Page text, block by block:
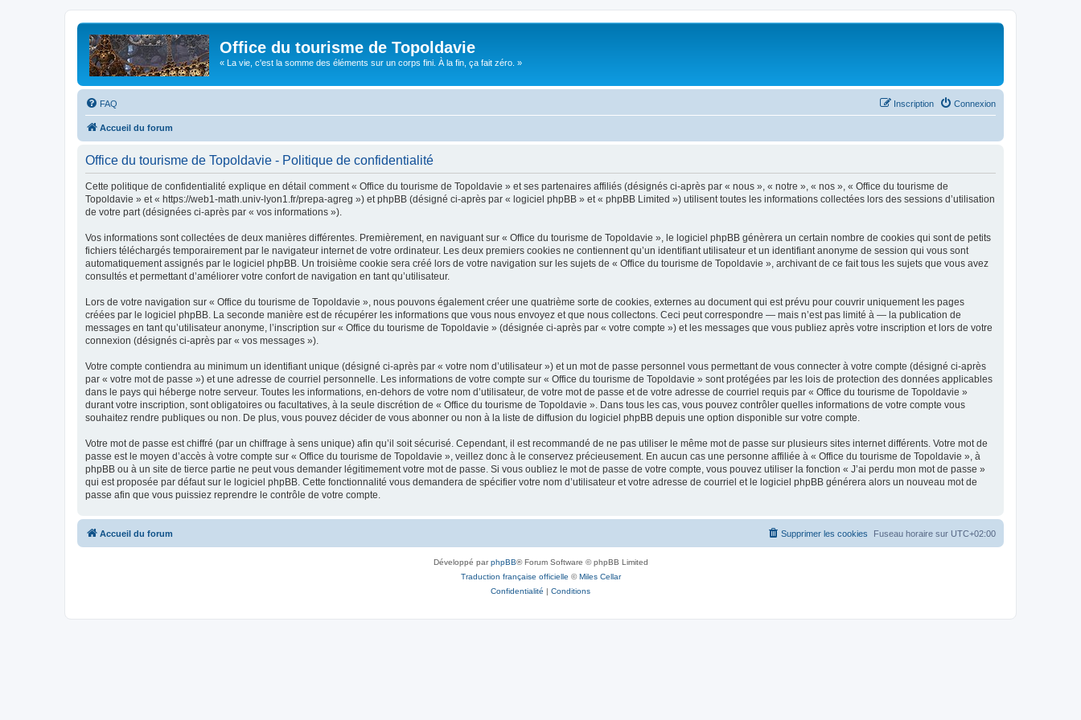
Office du tourisme de Topoldavie
« La vie, c'est la somme des éléments sur un corps fini. À la fin, ça fait zéro. »
FAQ Connexion
Inscription
Accueil du forum
Office du tourisme de Topoldavie - Politique de confidentialité
Cette politique de confidentialité explique en détail comment « Office du tourisme de Topoldavie » et ses partenaires affiliés (désignés ci-après par « nous », « notre », « nos », « Office du tourisme de
Topoldavie » et « https://web1-math.univ-lyon1.fr/prepa-agreg ») et phpBB (désigné ci-après par « logiciel phpBB » et « phpBB Limited ») utilisent toutes les informations collectées lors des sessions d’utilisation
de votre part (désignées ci-après par « vos informations »).
Vos informations sont collectées de deux manières différentes. Premièrement, en naviguant sur « Office du tourisme de Topoldavie », le logiciel phpBB génèrera un certain nombre de cookies qui sont de petits
fichiers téléchargés temporairement par le navigateur internet de votre ordinateur. Les deux premiers cookies ne contiennent qu’un identifiant utilisateur et un identifiant anonyme de session qui vous sont
automatiquement assignés par le logiciel phpBB. Un troisième cookie sera créé lors de votre navigation sur les sujets de « Office du tourisme de Topoldavie », archivant de ce fait tous les sujets que vous avez
consultés et permettant d’améliorer votre confort de navigation en tant qu’utilisateur.
Lors de votre navigation sur « Office du tourisme de Topoldavie », nous pouvons également créer une quatrième sorte de cookies, externes au document qui est prévu pour couvrir uniquement les pages
créées par le logiciel phpBB. La seconde manière est de récupérer les informations que vous nous envoyez et que nous collectons. Ceci peut correspondre — mais n’est pas limité à — la publication de
messages en tant qu’utilisateur anonyme, l’inscription sur « Office du tourisme de Topoldavie » (désignée ci-après par « votre compte ») et les messages que vous publiez après votre inscription et lors de votre
connexion (désignés ci-après par « vos messages »).
Votre compte contiendra au minimum un identifiant unique (désigné ci-après par « votre nom d’utilisateur ») et un mot de passe personnel vous permettant de vous connecter à votre compte (désigné ci-après
par « votre mot de passe ») et une adresse de courriel personnelle. Les informations de votre compte sur « Office du tourisme de Topoldavie » sont protégées par les lois de protection des données applicables
dans le pays qui héberge notre serveur. Toutes les informations, en-dehors de votre nom d’utilisateur, de votre mot de passe et de votre adresse de courriel requis par « Office du tourisme de Topoldavie »
durant votre inscription, sont obligatoires ou facultatives, à la seule discrétion de « Office du tourisme de Topoldavie ». Dans tous les cas, vous pouvez contrôler quelles informations de votre compte vous
souhaitez rendre publiques ou non. De plus, vous pouvez décider de vous abonner ou non à la liste de diffusion du logiciel phpBB depuis une option disponible sur votre compte.
Votre mot de passe est chiffré (par un chiffrage à sens unique) afin qu’il soit sécurisé. Cependant, il est recommandé de ne pas utiliser le même mot de passe sur plusieurs sites internet différents. Votre mot de
passe est le moyen d’accès à votre compte sur « Office du tourisme de Topoldavie », veillez donc à le conservez précieusement. En aucun cas une personne affiliée à « Office du tourisme de Topoldavie », à
phpBB ou à un site de tierce partie ne peut vous demander légitimement votre mot de passe. Si vous oubliez le mot de passe de votre compte, vous pouvez utiliser la fonction « J’ai perdu mon mot de passe »
qui est proposée par défaut sur le logiciel phpBB. Cette fonctionnalité vous demandera de spécifier votre nom d’utilisateur et votre adresse de courriel et le logiciel phpBB générera alors un nouveau mot de
passe afin que vous puissiez reprendre le contrôle de votre compte.
Accueil du forum Fuseau horaire sur UTC+02:00
Supprimer les cookies
Développé parphpBB® Forum Software © phpBB Limited
Traduction française officielle ©Miles Cellar
Confidentialité | Conditions